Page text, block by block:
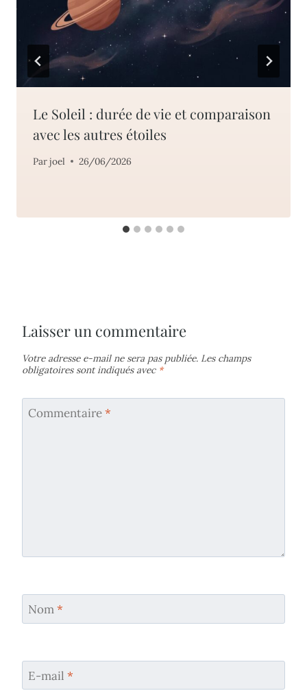
Le Soleil : durée de vie et comparaison
avec les autres étoiles
Parjoel 26/06/2026
Laisser un commentaire
Votre adresse e-mail ne sera pas publiée. Les champs
obligatoires sont indiqués avec *
Commentaire*
Nom*
E-mail *